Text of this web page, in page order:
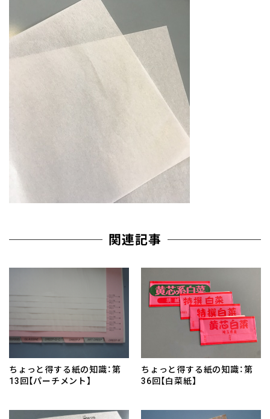
関連記事
ちょっと得する紙の知識：第
13回【パーチメント】
ちょっと得する紙の知識：第
36回【白菜紙】